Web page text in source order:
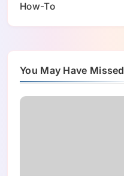
How-To
You May Have Missed